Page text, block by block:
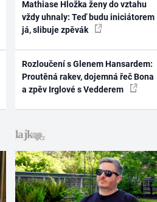
Mathiase Hložka ženy do vztahu
vždy uhnaly: Teď budu iniciátorem
já, slibuje zpěvák
Rozloučení s Glenem Hansardem:
Proutěná rakev, dojemná řeč Bona
a zpěv Irglové s Vedderem